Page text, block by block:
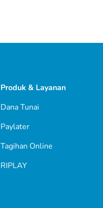
Produk & Layanan
Dana Tunai
Paylater
Tagihan Online
RIPLAY